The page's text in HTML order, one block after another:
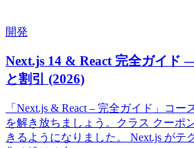
開発
Next.js 14 & React 完全ガイド
と割引 (2026)
「Next.js & React – 完全ガイド」コー
を解き放ちましょう。クラス クーポ
きるようになりました。 Next.js がテ